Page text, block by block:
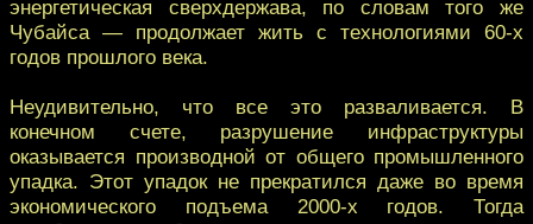
энергетическая сверхдержава, по словам того же
Чубайса — продолжает жить с технологиями 60-х
годов прошлого века.
Неудивительно, что все это разваливается. В
конечном счете, разрушение инфраструктуры
оказывается производной от общего промышленного
упадка. Этот упадок не прекратился даже во время
экономического подъема 2000-х годов. Тогда